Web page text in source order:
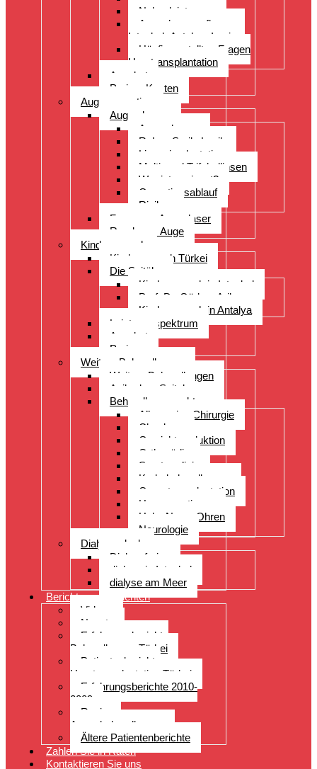
Nebenleistungen
Augenbrauenpflanzung
Istanbul- Antalya- Izmir
Häufig gestellten Fragen
Haartransplantation
Angebot
Preise- Kosten
Augenoperation
Augen lasern
Augen lasern
ReLex Smile Lasik
Linsenimplantation
Multi- und Trifokallinsen
Wer ist geeignet?
Operationsablauf
Risiken
Fragen zu Augenlaser
Rund ums Auge
Kinderwunsch
Kinderwunsch Türkei
Die Spitäler
Kinderwunsch in Istanbul
Prof. Dr. Gürkan Arikan
Kinderwunsch in Antalya
Leistungsspektrum
Angebot
Preise
Weitere Behandlungen
Weitere Behandlungen
Acibadem Spital
Behandlungsspektrum
Allgemeine Chirurgie
Check-up
Gewichtsreduktion
Orthopädie
Sportmedizin
Krebsbehandlungen
Organtransplantation
Herzoperationen
Hals, Nase, Ohren
Neurologie
Dialyseurlaub
Dialyseferien
dialyse in Istanbul
dialyse am Meer
Berichte von Patienten
Videos
Neuste
Erfahrungsberichte
Behandlungen Türkei
Patientenberichte
Haartransplantation Türkei
Erfahrungsberichte 2010-
2009
Reviews
Augenbehandlungen
Ältere Patientenberichte
Zahlen Sie in Raten
Kontaktieren Sie uns